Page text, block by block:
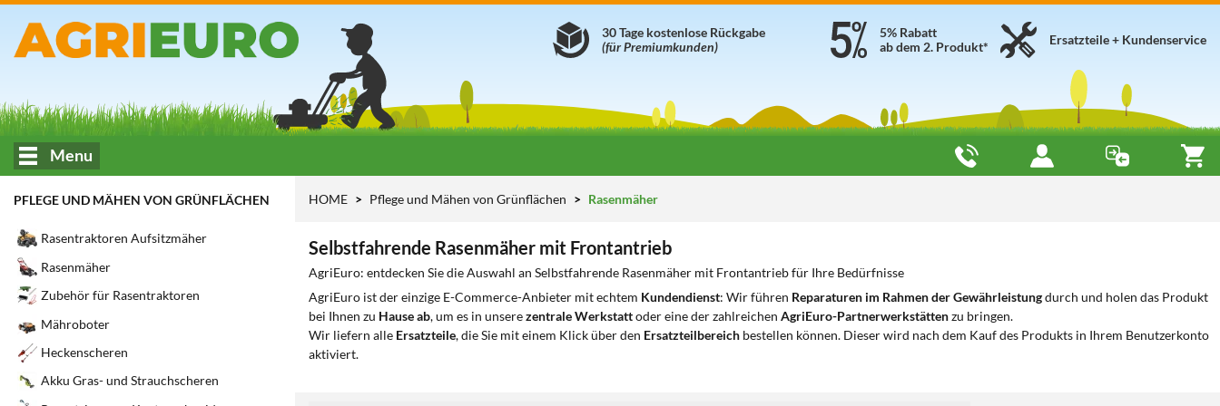
Ersatzteile + Kundenservice
5% Rabatt
ab dem 2. Produkt*
30 Tage kostenlose Rückgabe
(für Premiumkunden)
Menu
PFLEGE UND MÄHEN VON GRÜNFLÄCHEN
Rasentraktoren Aufsitzmäher
Rasenmäher
Zubehör für Rasentraktoren
Mähroboter
Heckenscheren
Akku Gras- und Strauchscheren
HOME Pflege und Mähen von Grünflächen Rasenmäher
Selbstfahrende Rasenmäher mit Frontantrieb
AgriEuro: entdecken Sie die Auswahl an Selbstfahrende Rasenmäher mit Frontantrieb für Ihre Bedürfnisse
AgriEuro ist der einzige E-Commerce-Anbieter mit echtem Kundendienst: Wir führen Reparaturen im Rahmen der Gewährleistungdurch und holen das Produkt
bei Ihnen zu Hause ab, um es in unserezentrale Werkstattoder eine der zahlreichen AgriEuro-Partnerwerkstättenzu bringen.
Wir liefern alle Ersatzteile, die Sie mit einem Klick über den Ersatzteilbereich bestellen können. Dieser wird nach dem Kauf des Produkts in Ihrem Benutzerkonto
aktiviert.